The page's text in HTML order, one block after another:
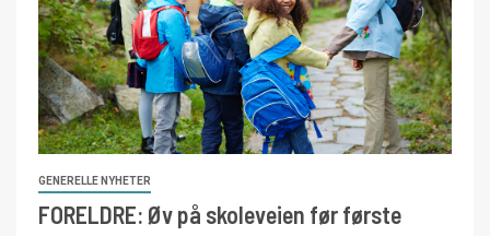
GENERELLE NYHETER
FORELDRE: Øv på skoleveien før første